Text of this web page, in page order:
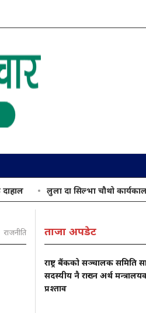
लुला दा सिल्भा चौथो कार्यकालका लागि
राजनीति ताजा अपडेट
राष्ट्र बैंकको सञ्चालक समिति
सदस्यीय नै राख्न अर्थ
प्रश्ताव